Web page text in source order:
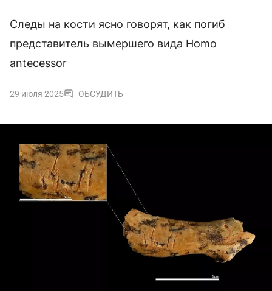
Следы на кости ясно говорят, как погиб
представитель вымершего вида Homo
antecessor
29 июля 2025 ОБСУДИТЬ